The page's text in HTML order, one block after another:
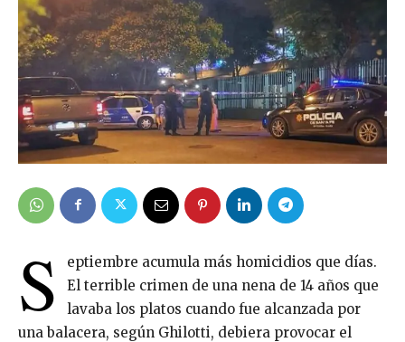
S
eptiembre acumula más homicidios que días.
El terrible crimen de una nena de 14 años que
lavaba los platos cuando fue alcanzada por
una balacera, según Ghilotti, debiera provocar el